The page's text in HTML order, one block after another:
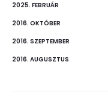
2025. FEBRUÁR
2016. OKTÓBER
2016. SZEPTEMBER
2016. AUGUSZTUS